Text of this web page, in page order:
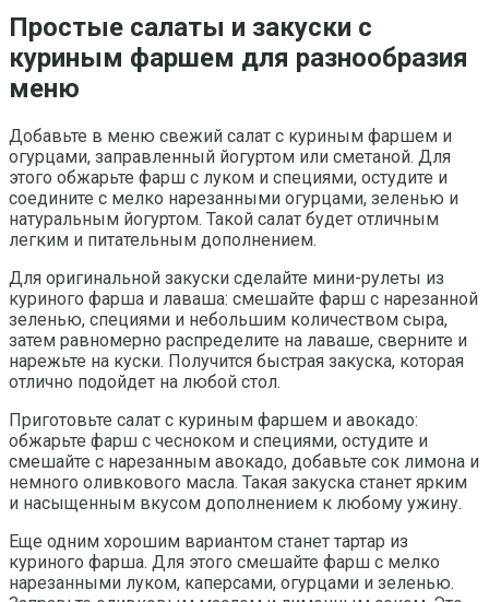
Простые салаты и закуски с
куриным фаршем для разнообразия
меню
Добавьте в меню свежий салат с куриным фаршем и
огурцами, заправленный йогуртом или сметаной. Для
этого обжарьте фарш с луком и специями, остудите и
соедините с мелко нарезанными огурцами, зеленью и
натуральным йогуртом. Такой салат будет отличным
легким и питательным дополнением.
Для оригинальной закуски сделайте мини-рулеты из
куриного фарша и лаваша: смешайте фарш с нарезанной
зеленью, специями и небольшим количеством сыра,
затем равномерно распределите на лаваше, сверните и
нарежьте на куски. Получится быстрая закуска, которая
отлично подойдет на любой стол.
Приготовьте салат с куриным фаршем и авокадо:
обжарьте фарш с чесноком и специями, остудите и
смешайте с нарезанным авокадо, добавьте сок лимона и
немного оливкового масла. Такая закуска станет ярким
и насыщенным вкусом дополнением к любому ужину.
Еще одним хорошим вариантом станет тартар из
куриного фарша. Для этого смешайте фарш с мелко
нарезанными луком, каперсами, огурцами и зеленью.